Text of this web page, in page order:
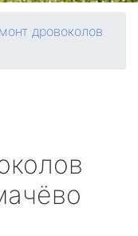
дровоколов